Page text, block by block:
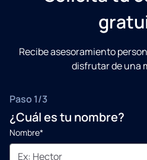
Recibe asesoramiento
disfrutar de una
Paso 1/3
¿Cuál es tu nombre?
Nombre*